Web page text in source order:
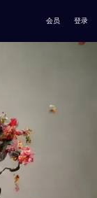
会员 登录